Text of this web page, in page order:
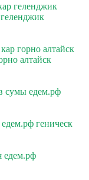
геленджик
горно алтайск
алтайск
сумы едем.рф
едем.рф геническ
едем.рф